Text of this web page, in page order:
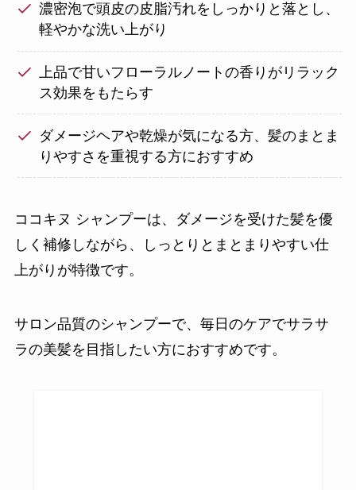
濃密泡で頭皮の皮脂汚れをしっかりと落とし、
軽やかな洗い上がり
上品で甘いフローラルノートの香りがリラック
ス効果をもたらす
ダメージヘアや乾燥が気になる方、髪のまとま
りやすさを重視する方におすすめ
ココキヌ シャンプーは、ダメージを受けた髪を優
しく補修しながら、しっとりとまとまりやすい仕
上がりが特徴です。
サロン品質のシャンプーで、毎日のケアでサラサ
ラの美髪を目指したい方におすすめです。